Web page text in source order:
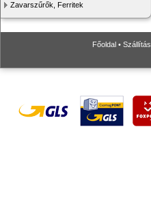
Zavarszűrők, Ferritek
Főoldal • Szállítás